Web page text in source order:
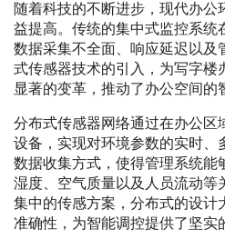
随着科技的不断进步，现代办公
益提高。传统的集中式监控系统
数据采集不全面、响应延迟以及
式传感器技术的引入，为写字楼
显著的变革，推动了办公空间的
分布式传感器网络通过在办公区
设备，实现对环境参数的实时、
数据收集方式，使得管理系统能
湿度、空气质量以及人员流动等
集中的传感方案，分布式的设计
准确性，为智能调控提供了坚实